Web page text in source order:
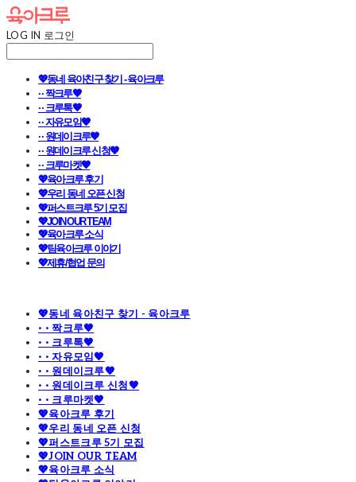
LOG IN 로그인
💖동네 육아친구 찾기 - 육아크루
· · 짝크루🧡
· · 크루톡🧡
· · 자유모임🧡
· · 원데이크루🧡
· · 원데이크루 신청🧡
· · 크루마켓🧡
💖육아크루 후기
💖우리 동네 오픈 신청
💖퍼스트크루 5기 모집
💖JOIN OUR TEAM
💖육아크루 소식
💖팀육아크루 이야기
💖제휴/협업 문의
💖동네 육아친구 찾기 - 육아크루
· · 짝크루🧡
· · 크루톡🧡
· · 자유모임🧡
· · 원데이크루🧡
· · 원데이크루 신청🧡
· · 크루마켓🧡
💖육아크루 후기
💖우리 동네 오픈 신청
💖퍼스트크루 5기 모집
💖JOIN OUR TEAM
💖육아크루 소식